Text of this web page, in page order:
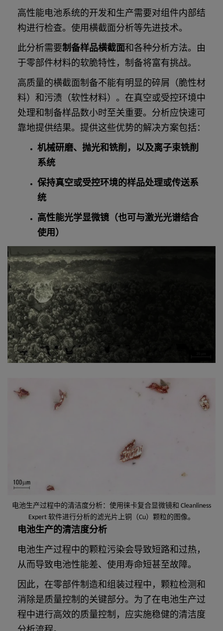
高性能电池系统的开发和生产需要对组件内部结
构进行检查。使用横截面分析等先进技术。
此分析需要制备样品横截面和各种分析方法。由
于零部件材料的软脆特性，制备将富有挑战。
高质量的横截面制备不能有明显的碎屑（脆性材
料）和污渍（软性材料）。在真空或受控环境中
处理和制备样品数小时至关重要。分析应快速可
靠地提供结果。提供这些优势的解决方案包括：
机械研磨、抛光和铣削，以及离子束铣削
系统
保持真空或受控环境的样品处理或传送系
统
高性能光学显微镜（也可与激光光谱结合
使用）
电池生产过程中的清洁度分析：使用徕卡复合显微镜和 Cleanliness
Expert 软件进行分析的滤光片上铜（Cu）颗粒的图像。
电池生产的清洁度分析
电池生产过程中的颗粒污染会导致短路和过热，
从而导致电池性能差、使用寿命短甚至故障。
因此，在零部件制造和组装过程中，颗粒检测和
消除是质量控制的关键部分。为了在电池生产过
程中进行高效的质量控制，应实施稳健的清洁度